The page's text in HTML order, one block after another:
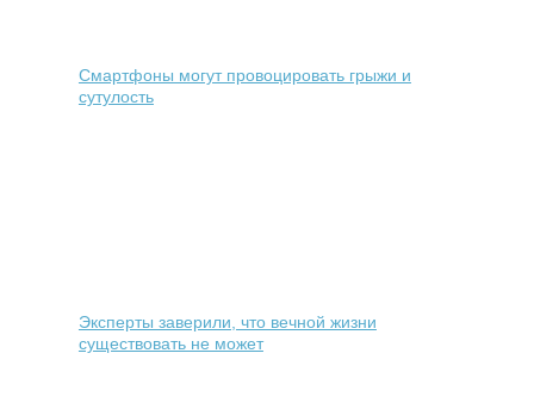
Смартфоны могут провоцировать грыжи и
сутулость
Эксперты заверили, что вечной жизни
существовать не может